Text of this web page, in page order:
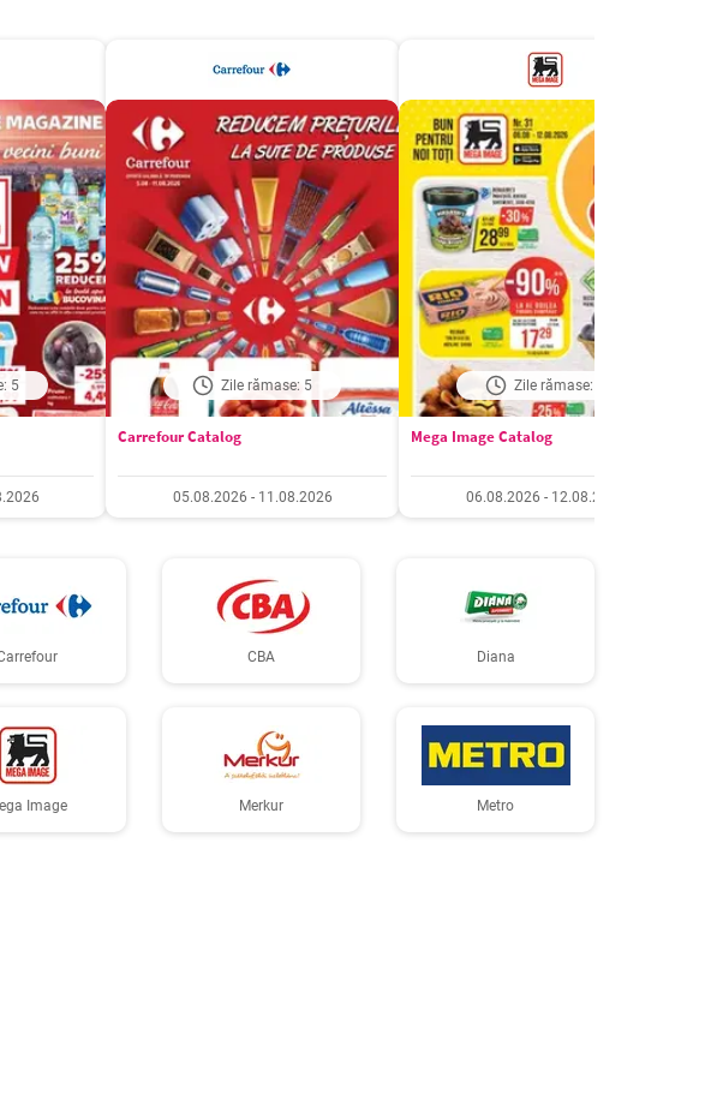
5 Zile rămase: 5
Carrefour Catalog
05.08.2026 - 11.08.2026
Zile rămase: 6
Mega Image Catalog
06.08.2026 - 12.08.2026
CBA Diana
Image Merkur Metro